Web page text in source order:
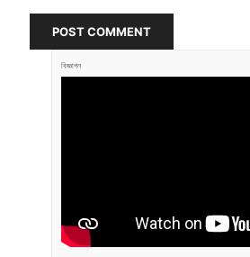
POST COMMENT
বিজ্ঞাপন